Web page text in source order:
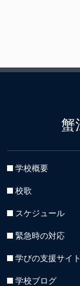
蟹
学校概要
校歌
スケジュール
緊急時の対応
学びの支援サイト
学校ブログ